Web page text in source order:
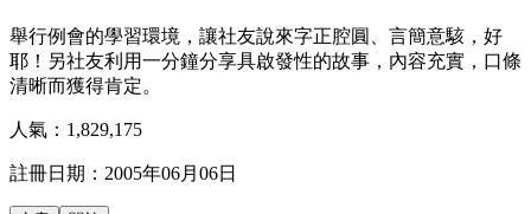
舉行例會的學習環境，讓社友說來字正腔圓、言簡意駭，好
耶！另社友利用一分鐘分享具啟發性的故事，內容充實，口條
清晰而獲得肯定。
人氣： 1,829,175
註冊日期： 2005年06月06日